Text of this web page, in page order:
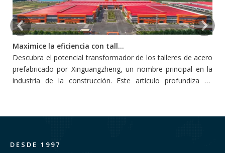
Maximice la eficiencia con talleres de acero prefabricado
Descubra el potencial transformador de los talleres de acero
prefabricado por Xinguangzheng, un nombre principal en la
industria de la construcción. Este artículo profundiza en
sostenibilidad.
DESDE 1997